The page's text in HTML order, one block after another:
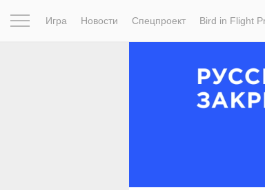
Игра Новости Спецпроект Bird in Flight